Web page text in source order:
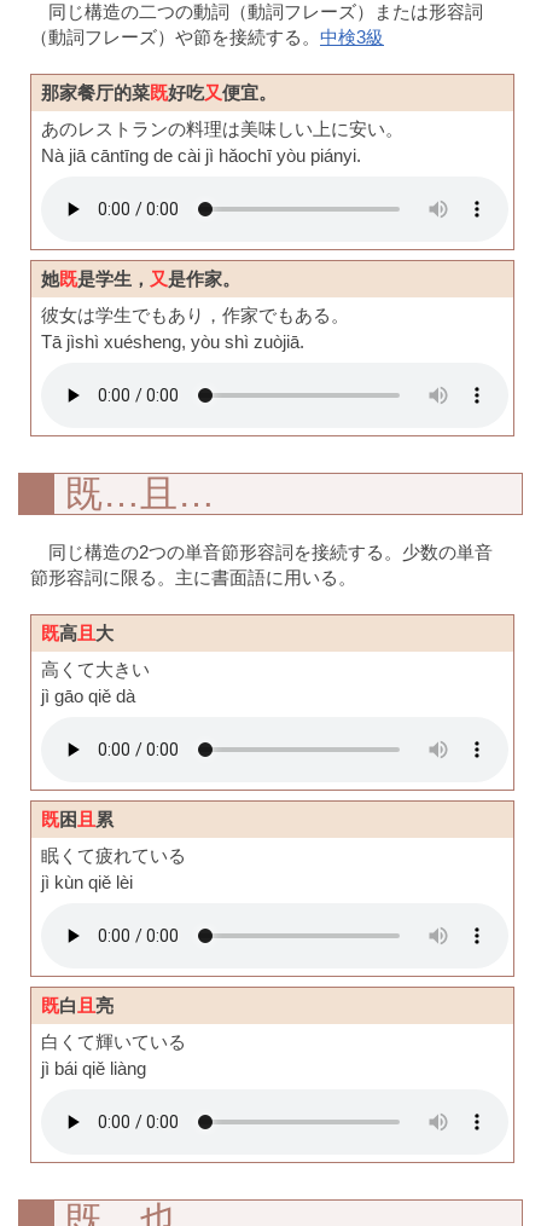
同じ構造の二つの動詞（動詞フレーズ）または形容詞
（動詞フレーズ）や節を接続する。 中検3級
那家餐厅的菜既好吃又便宜。
あのレストランの料理は美味しい上に安い。
Nà jiā cāntīng de cài jì hǎochī yòu piányi.
她既是学生， 又是作家。
彼女は学生でもあり，作家でもある。
Tā jìshì xuésheng, yòu shì zuòjiā.
既…且…
同じ構造の2つの単音節形容詞を接続する。少数の単音
節形容詞に限る。主に書面語に用いる。
既高 且 大
高くて大きい
jì gāo qiě dà
既困 且 累
眠くて疲れている
jì kùn qiě lèi
既白 且 亮
白くて輝いている
jì bái qiě liàng